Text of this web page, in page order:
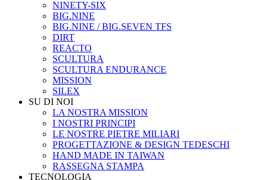
NINETY-SIX
BIG.NINE
BIG.NINE / BIG.SEVEN TFS
DIRT
REACTO
SCULTURA
SCULTURA ENDURANCE
MISSION
SILEX
SU DI NOI
LA NOSTRA MISSION
I NOSTRI PRINCIPI
LE NOSTRE PIETRE MILIARI
PROGETTAZIONE & DESIGN TEDESCHI
HAND MADE IN TAIWAN
RASSEGNA STAMPA
TECNOLOGIA